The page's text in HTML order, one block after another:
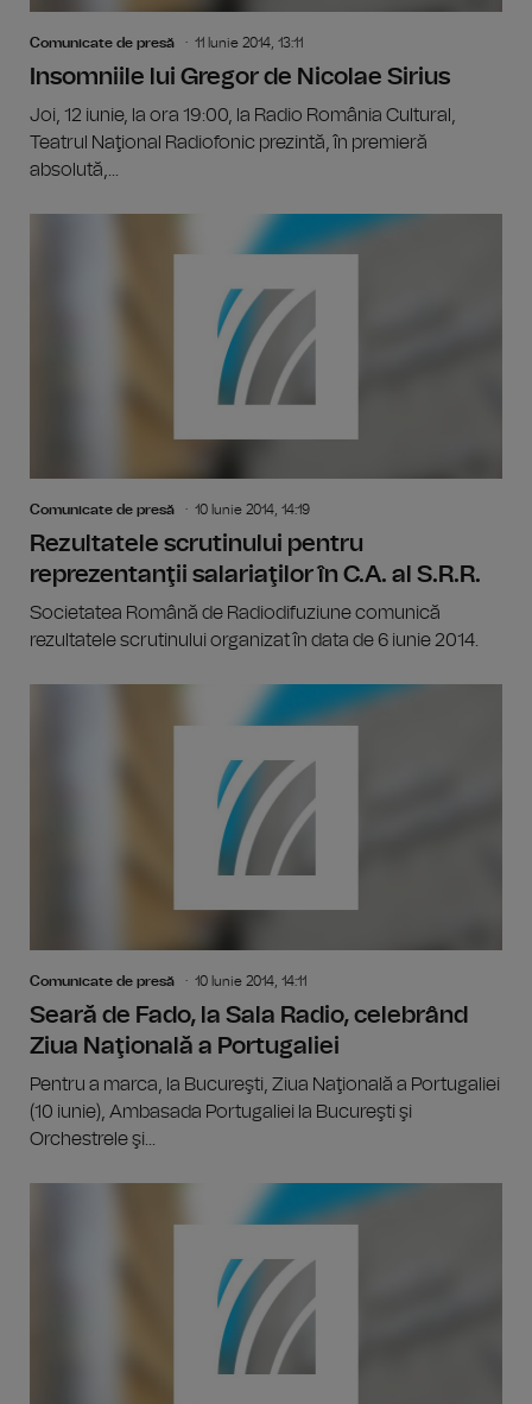
Comunicate de presă 11 Iunie 2014, 13:11
Insomniile lui Gregor de Nicolae Sirius
Joi, 12 iunie, la ora 19:00, la Radio România Cultural,
Teatrul Naţional Radiofonic prezintă, în premieră
absolută,...
Comunicate de presă 10 Iunie 2014, 14:19
Rezultatele scrutinului pentru
reprezentanţii salariaţilor în C.A. al S.R.R.
Societatea Română de Radiodifuziune comunică
rezultatele scrutinului organizat în data de 6 iunie 2014.
Comunicate de presă 10 Iunie 2014, 14:11
Seară de Fado, la Sala Radio, celebrând
Ziua Naţională a Portugaliei
Pentru a marca, la Bucureşti, Ziua Naţională a Portugaliei
(10 iunie), Ambasada Portugaliei la Bucureşti şi
Orchestrele şi...